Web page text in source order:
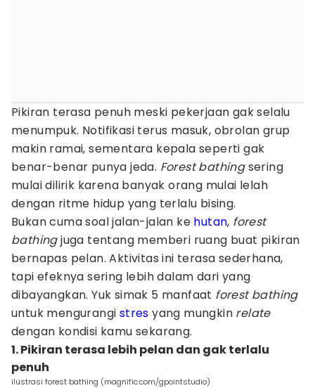
Pikiran terasa penuh meski pekerjaan gak selalu
menumpuk. Notifikasi terus masuk, obrolan grup
makin ramai, sementara kepala seperti gak
benar-benar punya jeda. Forest bathingsering
mulai dilirik karena banyak orang mulai lelah
dengan ritme hidup yang terlalu bising.
Bukan cuma soal jalan-jalan ke hutan, forest
bathingjuga tentang memberi ruang buat pikiran
bernapas pelan. Aktivitas ini terasa sederhana,
tapi efeknya sering lebih dalam dari yang
dibayangkan. Yuk simak 5 manfaat forest bathing
untuk mengurangi stres yang mungkin relate
dengan kondisi kamu sekarang.
1. Pikiran terasa lebih pelan dan gak terlalu
penuh
ilustrasi forest bathing (magnific.com/gpointstudio)